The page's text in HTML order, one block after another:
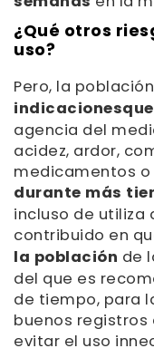
¿Qué otros
uso?
Pero, la
indicaciones
agencia del
acidez, ardor,
medicamentos
durante más
incluso de utiliza
contribuido en
la población de
del que es
de tiempo, para
buenos registros
evitar el uso